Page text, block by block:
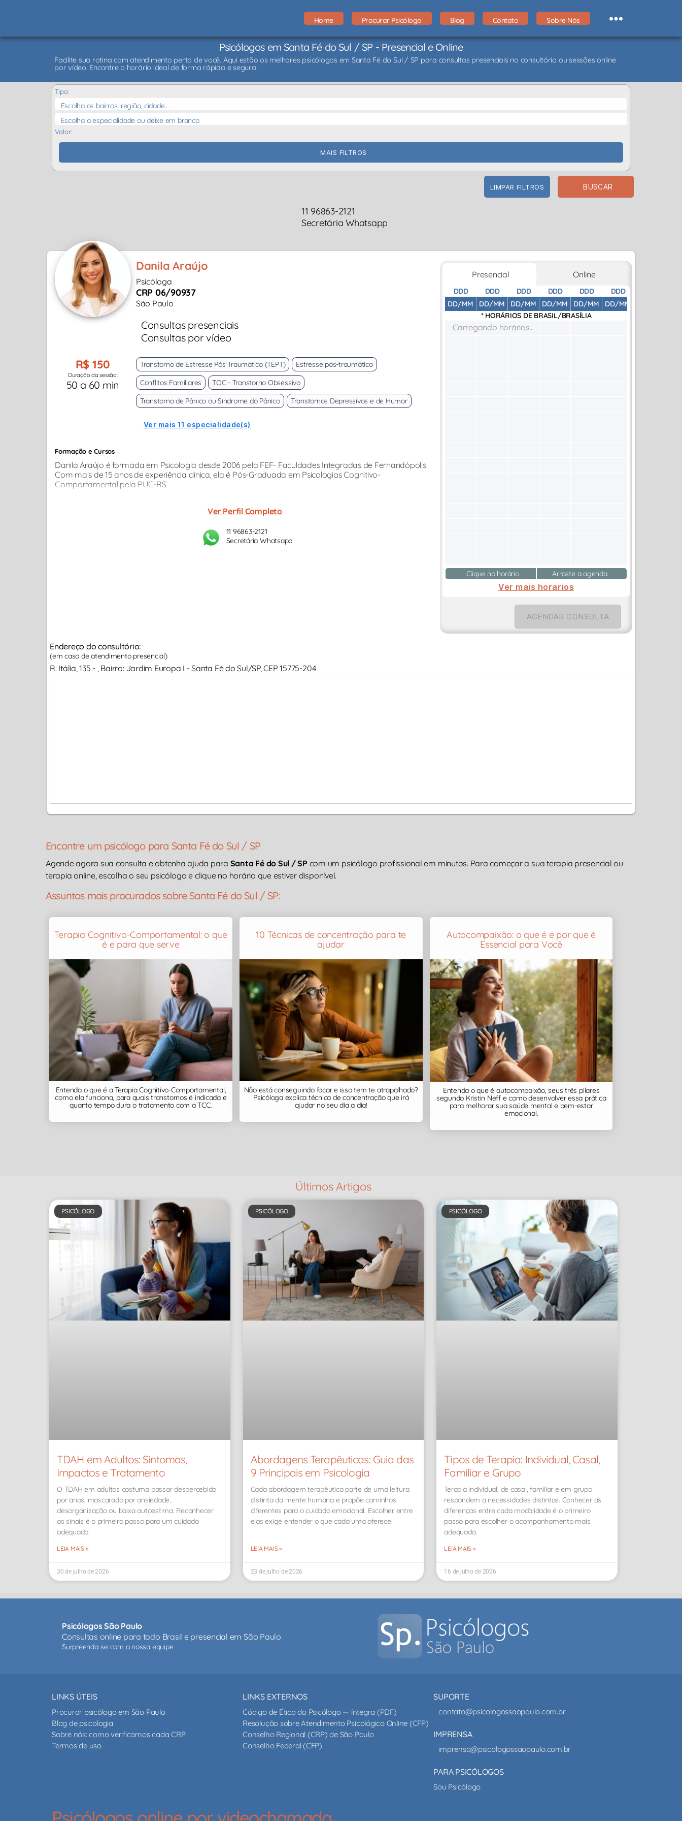
Home Procurar Psicólogo Blog Contato Sobre Nós
Psicólogos em Santa Fé do Sul / SP - Presencial e Online
Facilite sua rotina com atendimento perto de você. Aqui estão os melhores psicólogos em Santa Fé do Sul / SP para consultas presenciais no consultório ou sessões online
por vídeo. Encontre o horário ideal de forma rápida e segura.
Tipo:
Escolha os bairros, região, cidade...
Escolha a especialidade ou deixe em branco
Valor:
MAIS FILTROS
LIMPAR FILTROS BUSCAR
11 96863-2121
Secretária Whatsapp
Danila Araújo
Psicóloga
CRP 06/90937
São Paulo
Consultas presenciais
Consultas por vídeo
R$ 150
Duração da sessão:
50 a 60 min
Transtorno de Estresse Pós Traumático (TEPT)
Estresse pós-traumático
Conflitos Familiares
TOC - Transtorno Obsessivo
Transtorno de Pânico ou Síndrome do Pânico
Transtornos Depressivos e de Humor
Ver mais 11 especialidade(s)
Formação e Cursos
Danila Araújo é formada em Psicologia desde 2006 pela FEF- Faculdades Integradas de Fernandópolis.
Com mais de 15 anos de experiência clínica, ela é Pós-Graduada em Psicologias Cognitivo-
Comportamental pela PUC-RS.
Ver Perfil Completo
11 96863-2121
Secretária Whatsapp
Presencial Online
DDD
DD/MM
DDD
DD/MM
DDD
DD/MM
DDD
DD/MM
DDD
DD/MM
DDD
DD/MM
* HORÁRIOS DE BRASIL/BRASÍLIA
Carregando horários...
Clique no horário Arraste a agenda
Ver mais horarios
AGENDAR CONSULTA
Endereço do consultório:
(em caso de atendimento presencial)
R. Itália, 135 - , Bairro: Jardim Europa I - Santa Fé do Sul/SP, CEP 15775-204
Encontre um psicólogo para Santa Fé do Sul / SP
Agende agora sua consulta e obtenha ajuda para Santa Fé do Sul / SP com um psicólogo profissional em minutos. Para começar a sua terapia presencial ou
terapia online, escolha o seu psicólogo e clique no horário que estiver disponível.
Assuntos mais procurados sobre Santa Fé do Sul / SP:
Terapia Cognitivo-Comportamental: o que
é e para que serve
Entenda o que é a Terapia Cognitivo-Comportamental,
como ela funciona, para quais transtornos é indicada e
quanto tempo dura o tratamento com a TCC.
10 Técnicas de concentração para te
ajudar
Não está conseguindo focar e isso tem te atrapalhado?
Psicóloga explica técnica de concentração que irá
ajudar no seu dia a dia!
Autocompaixão: o que é e por que é
Essencial para Você
Entenda o que é autocompaixão, seus três pilares
segundo Kristin Neff e como desenvolver essa prática
para melhorar sua saúde mental e bem-estar
emocional.
Últimos Artigos
PSICÓLOGO
TDAH em Adultos: Sintomas,
Impactos e Tratamento
O TDAH em adultos costuma passar despercebido
por anos, mascarado por ansiedade,
desorganização ou baixa autoestima. Reconhecer
os sinais é o primeiro passo para um cuidado
adequado.
LEIA MAIS »
30 de julho de 2026
PSICÓLOGO
Abordagens Terapêuticas: Guia das
9 Principais em Psicologia
Cada abordagem terapêutica parte de uma leitura
distinta da mente humana e propõe caminhos
diferentes para o cuidado emocional. Escolher entre
elas exige entender o que cada uma oferece.
LEIA MAIS »
23 de julho de 2026
PSICÓLOGO
Tipos de Terapia: Individual, Casal,
Familiar e Grupo
Terapia individual, de casal, familiar e em grupo
respondem a necessidades distintas. Conhecer as
diferenças entre cada modalidade é o primeiro
passo para escolher o acompanhamento mais
adequado.
LEIA MAIS »
16 de julho de 2026
Psicólogos São Paulo
Consultas online para todo Brasil e presencial em São Paulo
Surpreenda-se com a nossa equipe
LINKS ÚTEIS
Procurar psicólogo em São Paulo
Blog de psicologia
Sobre nós: como verificamos cada CRP
Termos de uso
LINKS EXTERNOS
Código de Ética do Psicólogo — íntegra (PDF)
Resolução sobre Atendimento Psicológico Online (CFP)
Conselho Regional (CRP) de São Paulo
Conselho Federal (CFP)
SUPORTE
contato@psicologossaopaulo.com.br
IMPRENSA
imprensa@psicologossaopaulo.com.br
PARA PSICÓLOGOS
Sou Psicólogo